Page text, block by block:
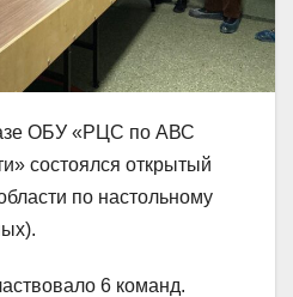
ОБУ «РЦС по АВС
состоялся открытый
по настольному
6 команд.